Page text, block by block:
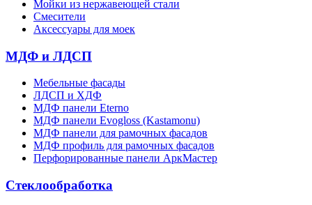
Мойки из нержавеющей стали
Смесители
Аксессуары для моек
МДФ и ЛДСП
Мебельные фасады
ЛДСП и ХДФ
МДФ панели Eterno
МДФ панели Evogloss (Kastamonu)
МДФ панели для рамочных фасадов
МДФ профиль для рамочных фасадов
Перфорированные панели АркМастер
Стеклообработка